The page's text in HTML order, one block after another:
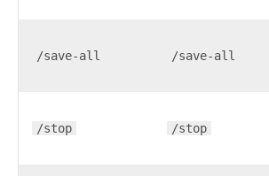
/save-all /save-all
/stop /stop